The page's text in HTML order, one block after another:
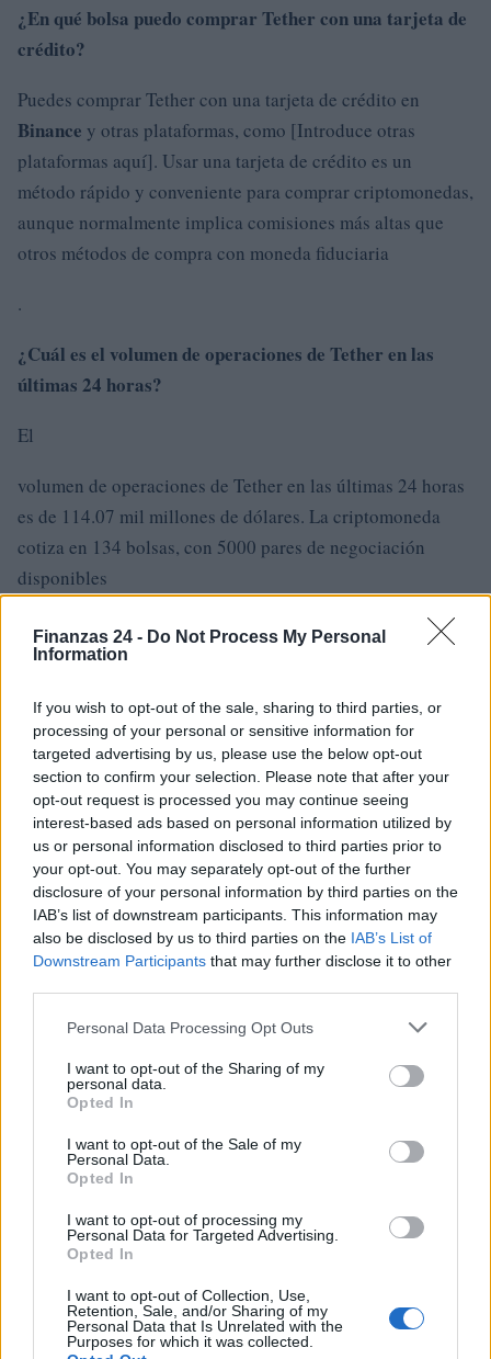
Finanzas 24 - Do Not Process My Personal
Information
If you wish to opt-out of the sale, sharing to third parties, or
processing of your personal or sensitive information for
targeted advertising by us, please use the below opt-out
section to confirm your selection. Please note that after your
opt-out request is processed you may continue seeing
interest-based ads based on personal information utilized by
us or personal information disclosed to third parties prior to
your opt-out. You may separately opt-out of the further
disclosure of your personal information by third parties on the
IAB’s list of downstream participants. This information may
also be disclosed by us to third parties on the IAB’s List of
Downstream Participants that may further disclose it to other
Please note that this website/app uses one or more Google
not limited to your visit or usage behaviour. You may click to
grant or deny consent to Google and its third-party tags to
use your data for below specified purposes in below Google
consent section.
Personal Data Processing Opt Outs
I want to opt-out of the Sharing of my
personal data.
Opted In
I want to opt-out of the Sale of my
Personal Data.
Opted In
I want to opt-out of processing my
Personal Data for Targeted Advertising.
Opted In
I want to opt-out of Collection, Use,
Retention, Sale, and/or Sharing of my
Personal Data that Is Unrelated with the
Purposes for which it was collected.
¿En qué bolsa puedo comprar Tether con una tarjeta de
crédito?
Puedes comprar Tether con una tarjeta de crédito en
Binance y otras plataformas, como [Introduce otras
plataformas aquí]. Usar una tarjeta de crédito es un
método rápido y conveniente para comprar criptomonedas,
aunque normalmente implica comisiones más altas que
otros métodos de compra con moneda fiduciaria
.
¿Cuál es el volumen de operaciones de Tether en las
últimas 24 horas?
El
volumen de operaciones de Tether en las últimas 24 horas
es de 114.07 mil millones de dólares. La criptomoneda
cotiza en 134 bolsas, con 5000 pares de negociación
disponibles
Tether?
Actualmente, la bolsa más popular para operar con Tether
esBinance, que ha gestionado operaciones por valor de
35,23 millones de dólares en las últimas 24 horas.
¿Cuál es el par de negociación de Tether más popular?
El par de negociación de Tether más popular es el
USDT/EUR.Durante las últimas 24 horas, este par registró
en 134 bolsas de criptomonedas diferentes.
Consejo editorial